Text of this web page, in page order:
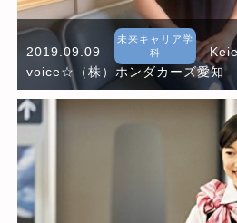
2019.09.09
未来キャリア学
科
voice☆（株）ホンダカーズ愛知